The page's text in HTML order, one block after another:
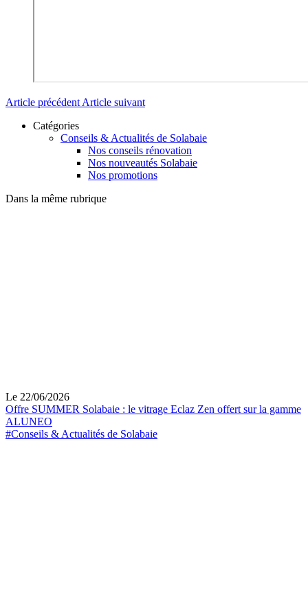
Article précédent Article suivant
Catégories
Conseils & Actualités de Solabaie
Nos conseils rénovation
Nos nouveautés Solabaie
Nos promotions
Dans la même rubrique
Le 22/06/2026
Offre SUMMER Solabaie : le vitrage Eclaz Zen offert sur la gamme
ALUNEO
#Conseils & Actualités de Solabaie